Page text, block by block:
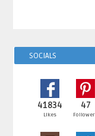
SOCIALS
41834
Likes
47